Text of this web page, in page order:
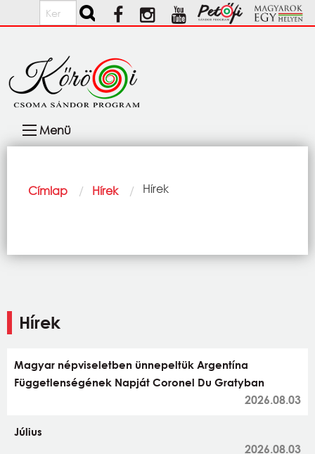
Ugrás a tartalomra
Keresés
navigáció
Menü
Morzsa
Címlap Hírek Current:
Hírek
Hírek
Magyar népviseletben ünnepeltük Argentína
Függetlenségének Napját Coronel Du Gratyban
2026.08.03
Július
2026.08.03